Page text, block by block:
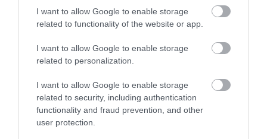
I want to allow Google to enable storage
related to functionality of the website or app.
I want to allow Google to enable storage
related to personalization.
I want to allow Google to enable storage
related to security, including authentication
functionality and fraud prevention, and other
user protection.
kiszolgálással és szolgáltatásokkal, amelyeknek
köszönhetően a Qatar elnyerte a legjobb fedélzeti
Az a la carte menüből kiválaszthatjuk amit
szeretnénk, és akkor rendelhetünk, amikor nekünk
tetszik, nem kell várni másokra. A Qatar prémium
osztályain az étkeztetés éttermi színvonalú, és ez
segít magasabbra tenni a mércét a turistaosztályon